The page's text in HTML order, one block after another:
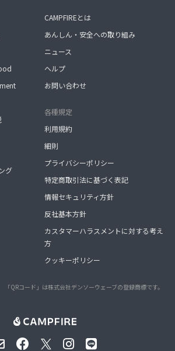
グ
CAMPFIREとは
あんしん・安全への取り組み
ニュース
ヘルプ
お問い合わせ
各種規定
利用規約
細則
プライバシーポリシー
特定商取引法に基づく表記
情報セキュリティ方針
反社基本方針
カスタマーハラスメントに対する考え
方
クッキーポリシー
「QRコード」は株式会社デンソーウェーブの登録商標です。